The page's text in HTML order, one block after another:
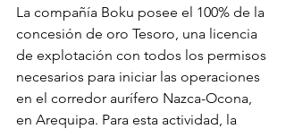
La compañía Boku posee el 100% de la
concesión de oro Tesoro, una licencia
de explotación con todos los permisos
necesarios para iniciar las operaciones
en el corredor aurífero Nazca-Ocona,
en Arequipa. Para esta actividad, la